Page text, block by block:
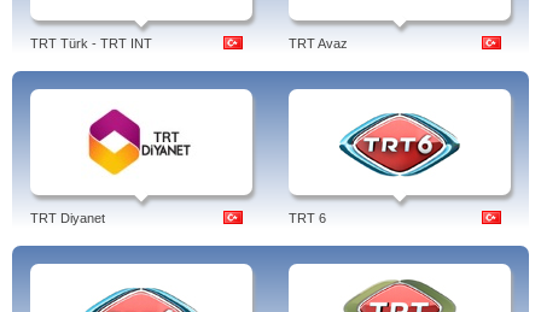
TRT Türk - TRT INT TRT Avaz
TRT Diyanet TRT 6